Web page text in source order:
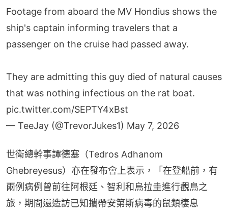
Footage from aboard the MV Hondius shows the
ship's captain informing travelers that a
passenger on the cruise had passed away.
They are admitting this guy died of natural causes
that was nothing infectious on the rat boat.
pic.twitter.com/SEPTY4xBst
— TeeJay (@TrevorJukes1) May 7, 2026
世衛總幹事譚德塞（Tedros Adhanom
Ghebreyesus）亦在發布會上表示，「在登船前，有
兩例病例曾前往阿根廷、智利和烏拉圭進行觀鳥之
旅，期間還造訪已知攜帶安第斯病毒的鼠類棲息